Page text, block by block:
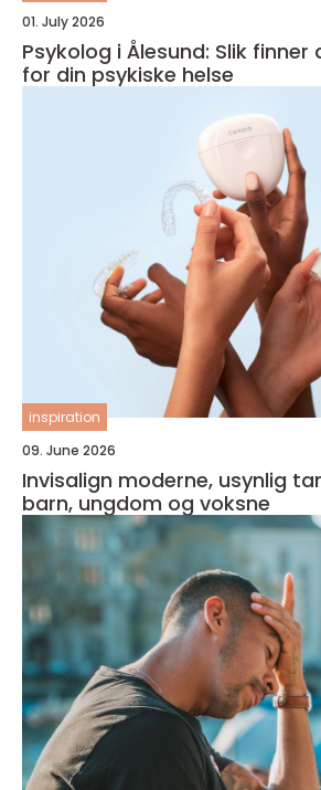
01. July 2026
Psykolog i Ålesund: Slik finner
for din psykiske helse
inspiration
09. June 2026
Invisalign moderne, usynlig tannregulering for
barn, ungdom og voksne